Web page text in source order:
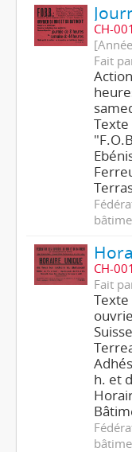
CH-
Fait
CH-
Fait
h. et